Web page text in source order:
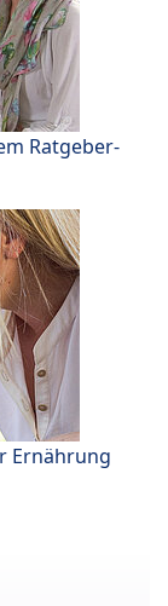
Ratgeber-
Ernährung